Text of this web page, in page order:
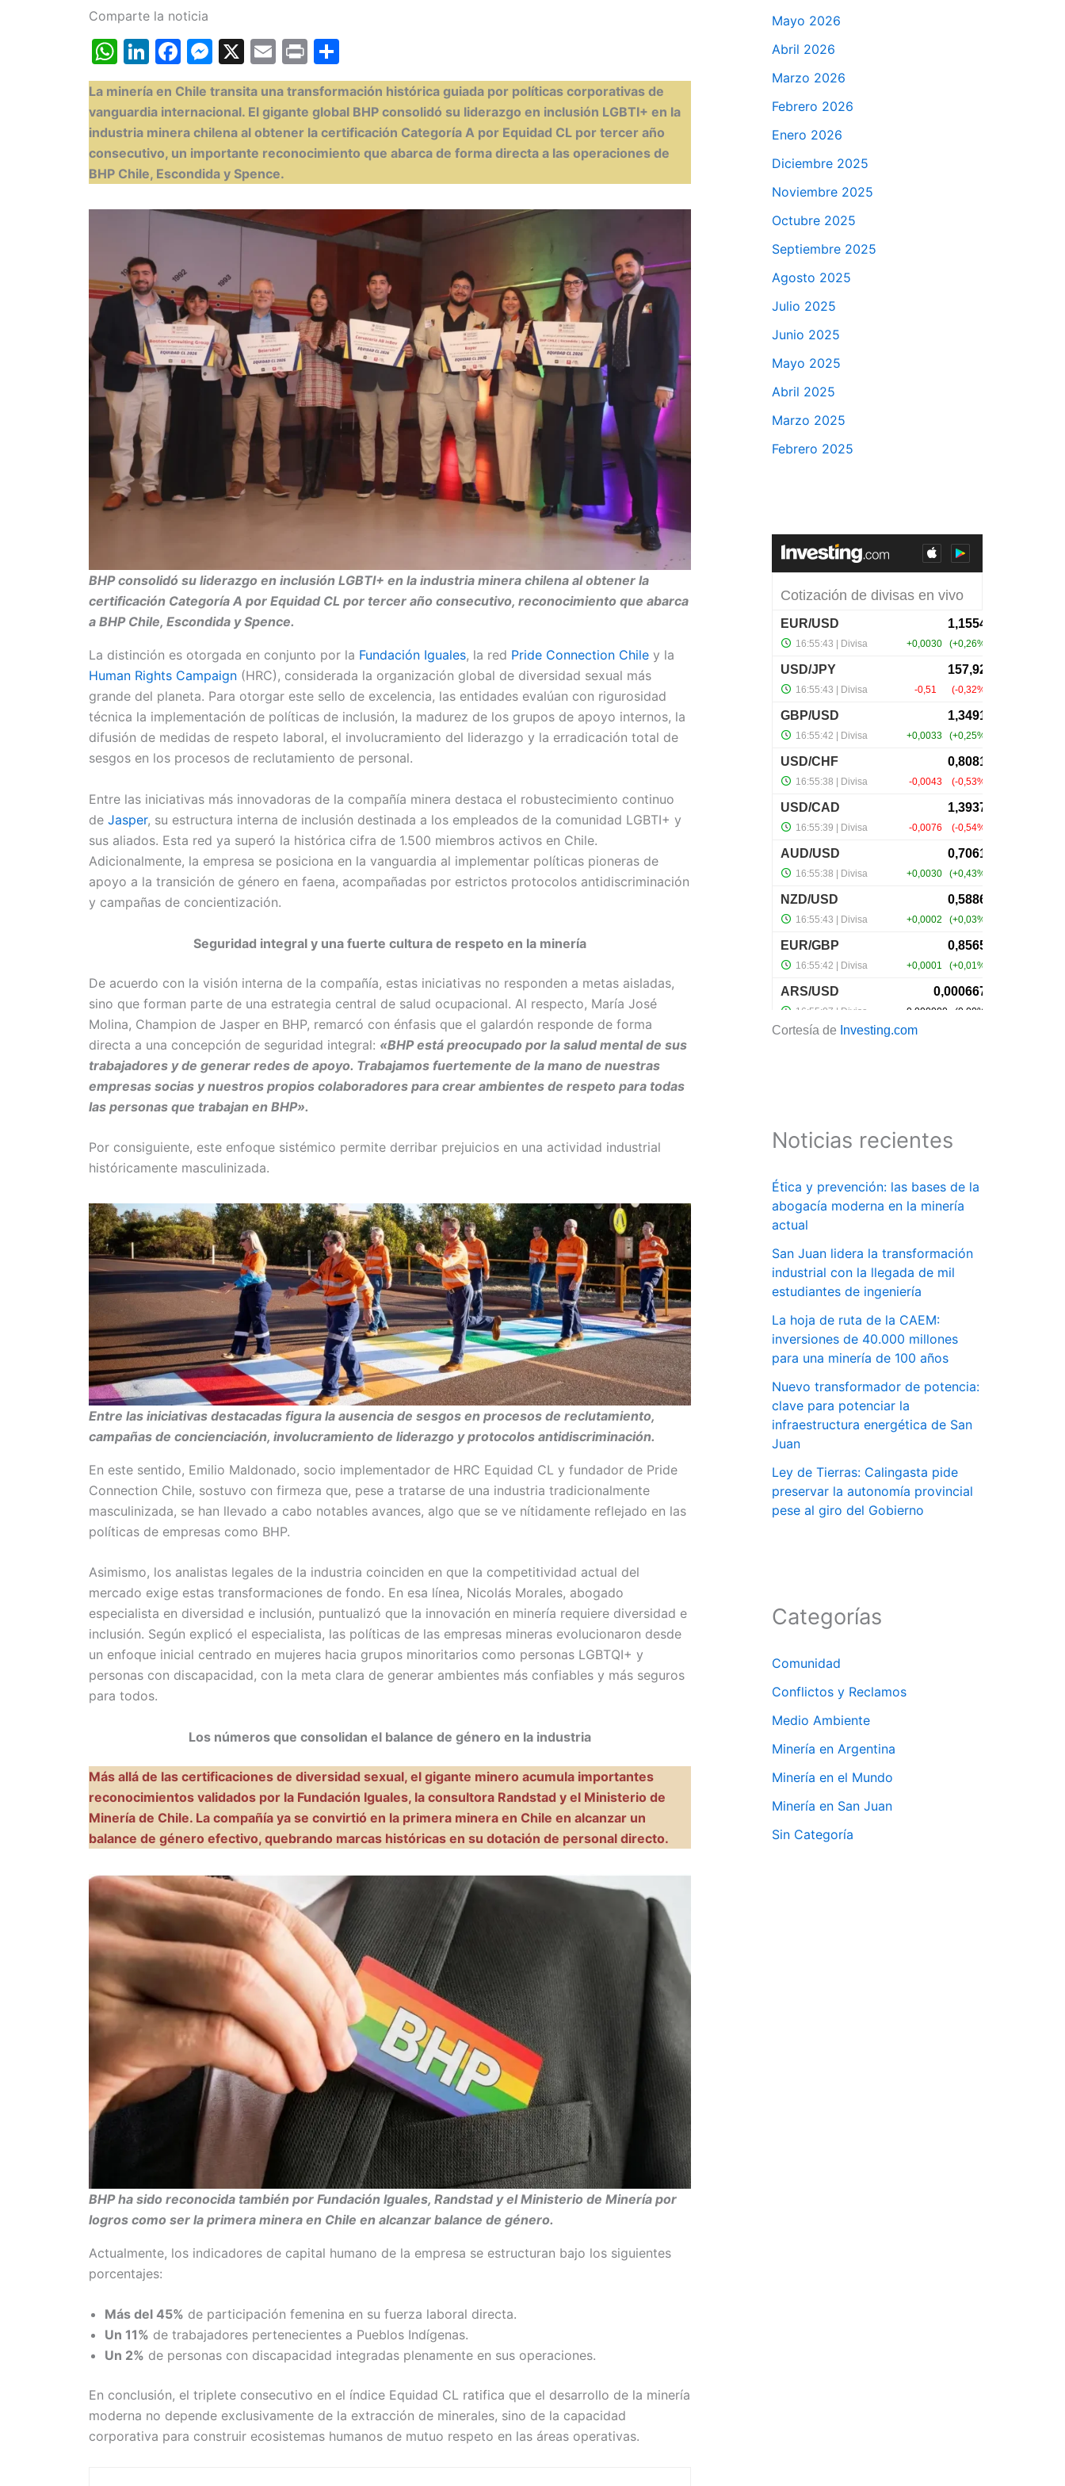
Comparte la noticia
W
h
at
s
A
p
p
Li
n
k
e
dI
n
F
a
c
e
b
o
o
k
M
e
s
s
e
n
g
er
X
E
m
ai
l
Pr
in
t
o
m
p
ar
tir
La minería en Chile transita una transformación histórica guiada por políticas corporativas de
vanguardia internacional. El gigante global BHP consolidó su liderazgo en inclusión LGBTI+ en la
industria minera chilena al obtener la certificación Categoría A por Equidad CL por tercer año
consecutivo, un importante reconocimiento que abarca de forma directa a las operaciones de
BHP Chile, Escondida y Spence.
BHP consolidó su liderazgo en inclusión LGBTI+ en la industria minera chilena al obtener la
certificación Categoría A por Equidad CL por tercer año consecutivo, reconocimiento que abarca
a BHP Chile, Escondida y Spence.
La distinción es otorgada en conjunto por la Fundación Iguales, la red Pride Connection Chile y la
Human Rights Campaign (HRC), considerada la organización global de diversidad sexual más
grande del planeta. Para otorgar este sello de excelencia, las entidades evalúan con rigurosidad
técnica la implementación de políticas de inclusión, la madurez de los grupos de apoyo internos, la
difusión de medidas de respeto laboral, el involucramiento del liderazgo y la erradicación total de
sesgos en los procesos de reclutamiento de personal.
Entre las iniciativas más innovadoras de la compañía minera destaca el robustecimiento continuo
de Jasper, su estructura interna de inclusión destinada a los empleados de la comunidad LGBTI+ y
sus aliados. Esta red ya superó la histórica cifra de 1.500 miembros activos en Chile.
Adicionalmente, la empresa se posiciona en la vanguardia al implementar políticas pioneras de
apoyo a la transición de género en faena, acompañadas por estrictos protocolos antidiscriminación
y campañas de concientización.
Seguridad integral y una fuerte cultura de respeto en la minería
De acuerdo con la visión interna de la compañía, estas iniciativas no responden a metas aisladas,
sino que forman parte de una estrategia central de salud ocupacional. Al respecto, María José
Molina, Champion de Jasper en BHP, remarcó con énfasis que el galardón responde de forma
directa a una concepción de seguridad integral: «BHP está preocupado por la salud mental de sus
trabajadores y de generar redes de apoyo. Trabajamos fuertemente de la mano de nuestras
empresas socias y nuestros propios colaboradores para crear ambientes de respeto para todas
las personas que trabajan en BHP».
Por consiguiente, este enfoque sistémico permite derribar prejuicios en una actividad industrial
históricamente masculinizada.
Entre las iniciativas destacadas figura la ausencia de sesgos en procesos de reclutamiento,
campañas de concienciación, involucramiento de liderazgo y protocolos antidiscriminación.
En este sentido, Emilio Maldonado, socio implementador de HRC Equidad CL y fundador de Pride
Connection Chile, sostuvo con firmeza que, pese a tratarse de una industria tradicionalmente
masculinizada, se han llevado a cabo notables avances, algo que se ve nítidamente reflejado en las
políticas de empresas como BHP.
Asimismo, los analistas legales de la industria coinciden en que la competitividad actual del
mercado exige estas transformaciones de fondo. En esa línea, Nicolás Morales, abogado
especialista en diversidad e inclusión, puntualizó que la innovación en minería requiere diversidad e
inclusión. Según explicó el especialista, las políticas de las empresas mineras evolucionaron desde
un enfoque inicial centrado en mujeres hacia grupos minoritarios como personas LGBTQI+ y
personas con discapacidad, con la meta clara de generar ambientes más confiables y más seguros
para todos.
Los números que consolidan el balance de género en la industria
Más allá de las certificaciones de diversidad sexual, el gigante minero acumula importantes
reconocimientos validados por la Fundación Iguales, la consultora Randstad y el Ministerio de
Minería de Chile. La compañía ya se convirtió en la primera minera en Chile en alcanzar un
balance de género efectivo, quebrando marcas históricas en su dotación de personal directo.
BHP ha sido reconocida también por Fundación Iguales, Randstad y el Ministerio de Minería por
logros como ser la primera minera en Chile en alcanzar balance de género.
Actualmente, los indicadores de capital humano de la empresa se estructuran bajo los siguientes
porcentajes:
Más del 45% de participación femenina en su fuerza laboral directa.
Un 11% de trabajadores pertenecientes a Pueblos Indígenas.
Un 2% de personas con discapacidad integradas plenamente en sus operaciones.
En conclusión, el triplete consecutivo en el índice Equidad CL ratifica que el desarrollo de la minería
moderna no depende exclusivamente de la extracción de minerales, sino de la capacidad
corporativa para construir ecosistemas humanos de mutuo respeto en las áreas operativas.
Mayo 2026
Abril 2026
Marzo 2026
Febrero 2026
Enero 2026
Diciembre 2025
Noviembre 2025
Octubre 2025
Septiembre 2025
Agosto 2025
Julio 2025
Junio 2025
Mayo 2025
Abril 2025
Marzo 2025
Febrero 2025
Cortesía de Investing.com
Noticias recientes
Ética y prevención: las bases de la
abogacía moderna en la minería
actual
San Juan lidera la transformación
industrial con la llegada de mil
estudiantes de ingeniería
La hoja de ruta de la CAEM:
inversiones de 40.000 millones
para una minería de 100 años
Nuevo transformador de potencia:
clave para potenciar la
infraestructura energética de San
Juan
Ley de Tierras: Calingasta pide
preservar la autonomía provincial
pese al giro del Gobierno
Categorías
Comunidad
Conflictos y Reclamos
Medio Ambiente
Minería en Argentina
Minería en el Mundo
Minería en San Juan
Sin Categoría